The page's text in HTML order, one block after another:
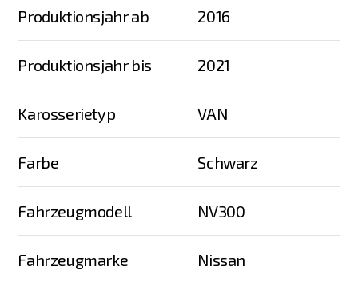
Produktionsjahr ab 2016
Produktionsjahr bis 2021
Karosserietyp VAN
Farbe Schwarz
Fahrzeugmodell NV300
Fahrzeugmarke Nissan